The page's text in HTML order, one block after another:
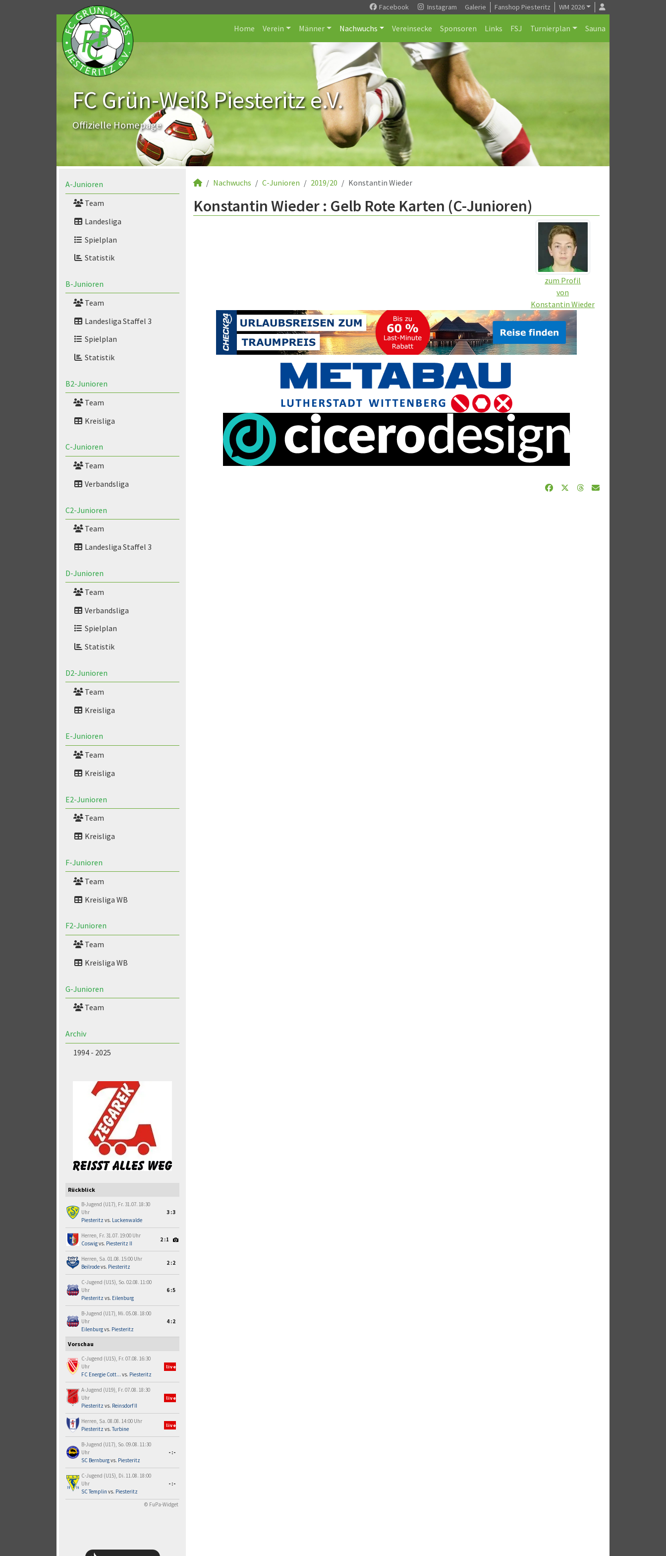
Facebook Instagram Galerie Fanshop Piesteritz WM 2026
Home Verein Männer Nachwuchs Vereinsecke Sponsoren Links FSJ Turnierplan Sauna
FC Grün-Weiß Piesteritz e.V.
Offizielle Homepage
A-Junioren
Team
Landesliga
Spielplan
Statistik
B-Junioren
Team
Landesliga Staffel 3
Spielplan
Statistik
B2-Junioren
Team
Kreisliga
C-Junioren
Team
Verbandsliga
C2-Junioren
Team
Landesliga Staffel 3
D-Junioren
Team
Verbandsliga
Spielplan
Statistik
D2-Junioren
Team
Kreisliga
E-Junioren
Team
Kreisliga
E2-Junioren
Team
Kreisliga
F-Junioren
Team
Kreisliga WB
F2-Junioren
Team
Kreisliga WB
G-Junioren
Team
Archiv
1994 - 2025
Rückblick
B-Jugend (U17), Fr. 31.07. 18:30
Uhr
Piesteritz vs. Luckenwalde
3:3
Herren, Fr. 31.07. 19:00 Uhr
Coswigvs. Piesteritz II
2:1
Herren, Sa. 01.08. 15:00 Uhr
Beilrodevs. Piesteritz
2:2
C-Jugend (U15), So. 02.08. 11:00
Uhr
Piesteritz vs. Eilenburg
6:5
B-Jugend (U17), Mi. 05.08. 18:00
Uhr
Eilenburgvs. Piesteritz
4:2
Vorschau
C-Jugend (U15), Fr. 07.08. 16:30
Uhr
FC Energie Cott... vs. Piesteritz
live
A-Jugend (U19), Fr. 07.08. 18:30
Uhr
Piesteritz vs. Reinsdorf II
live
Herren, Sa. 08.08. 14:00 Uhr
Piesteritz vs.Turbine
live
B-Jugend (U17), So. 09.08. 11:30
Uhr
SC Bernburgvs. Piesteritz
-:-
C-Jugend (U15), Di. 11.08. 18:00
Uhr
SC Templin vs. Piesteritz
-:-
© FuPa-Widget
Nachwuchs C-Junioren 2019/20 Konstantin Wieder
Konstantin Wieder : Gelb Rote Karten (C-Junioren)
zum Profil
von
Konstantin Wieder